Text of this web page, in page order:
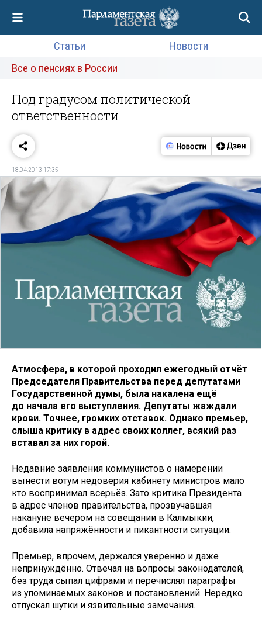
Статьи
Новости
Все о пенсиях в России
Под градусом политической
ответственности
18.04.2013 17:35
Атмосфера, в которой проходил ежегодный отчёт
Председателя Правительства перед депутатами
Государственной думы, была накалена ещё
до начала его выступления. Депутаты жаждали
крови. Точнее, громких отставок. Однако премьер,
слыша критику в адрес своих коллег, всякий раз
вставал за них горой.
Недавние заявления коммунистов о намерении
вынести вотум недоверия кабинету министров мало
кто воспринимал всерьёз. Зато критика Президента
в адрес членов правительства, прозвучавшая
накануне вечером на совещании в Калмыкии,
добавила напряжённости и пикантности ситуации.
Премьер, впрочем, держался уверенно и даже
непринуждённо. Отвечая на вопросы законодателей,
без труда сыпал цифрами и перечислял параграфы
из упоминаемых законов и постановлений. Нередко
отпускал шутки и язвительные замечания.